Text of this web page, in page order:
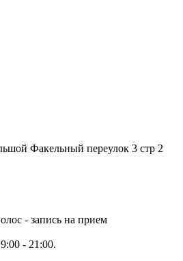
Факельный переулок 3 стр 2
- 21:00.